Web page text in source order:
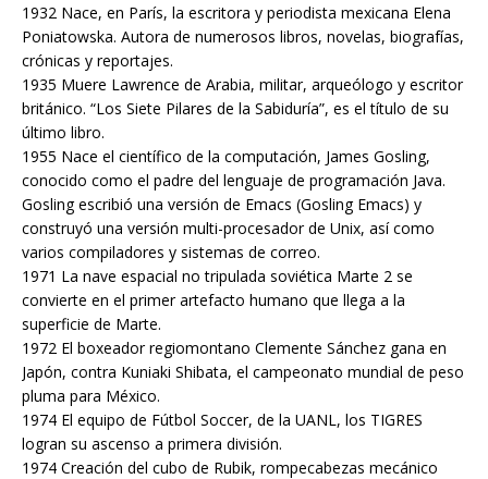
1932 Nace, en París, la escritora y periodista mexicana Elena
Poniatowska. Autora de numerosos libros, novelas, biografías,
crónicas y reportajes.
1935 Muere Lawrence de Arabia, militar, arqueólogo y escritor
británico. “Los Siete Pilares de la Sabiduría”, es el título de su
último libro.
1955 Nace el científico de la computación, James Gosling,
conocido como el padre del lenguaje de programación Java.
Gosling escribió una versión de Emacs (Gosling Emacs) y
construyó una versión multi-procesador de Unix, así como
varios compiladores y sistemas de correo.
1971 La nave espacial no tripulada soviética Marte 2 se
convierte en el primer artefacto humano que llega a la
superficie de Marte.
1972 El boxeador regiomontano Clemente Sánchez gana en
Japón, contra Kuniaki Shibata, el campeonato mundial de peso
pluma para México.
1974 El equipo de Fútbol Soccer, de la UANL, los TIGRES
logran su ascenso a primera división.
1974 Creación del cubo de Rubik, rompecabezas mecánico